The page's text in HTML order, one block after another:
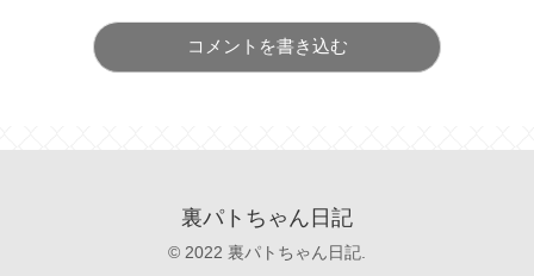
コメントを書き込む
裏パトちゃん日記
© 2022 裏パトちゃん日記.